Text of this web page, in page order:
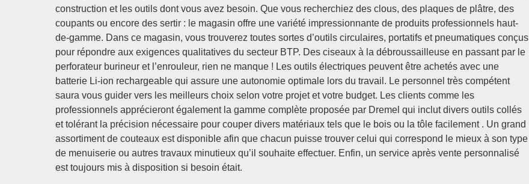
construction et les outils dont vous avez besoin. Que vous recherchiez des clous, des plaques de plâtre, des
coupants ou encore des sertir : le magasin offre une variété impressionnante de produits professionnels haut-
de-gamme. Dans ce magasin, vous trouverez toutes sortes d’outils circulaires, portatifs et pneumatiques conçus
pour répondre aux exigences qualitatives du secteur BTP. Des ciseaux à la débroussailleuse en passant par le
perforateur burineur et l’enrouleur, rien ne manque ! Les outils électriques peuvent être achetés avec une
batterie Li-ion rechargeable qui assure une autonomie optimale lors du travail. Le personnel très compétent
saura vous guider vers les meilleurs choix selon votre projet et votre budget. Les clients comme les
professionnels apprécieront également la gamme complète proposée par Dremel qui inclut divers outils collés
et tolérant la précision nécessaire pour couper divers matériaux tels que le bois ou la tôle facilement . Un grand
assortiment de couteaux est disponible afin que chacun puisse trouver celui qui correspond le mieux à son type
de menuiserie ou autres travaux minutieux qu’il souhaite effectuer. Enfin, un service après vente personnalisé
est toujours mis à disposition si besoin était.